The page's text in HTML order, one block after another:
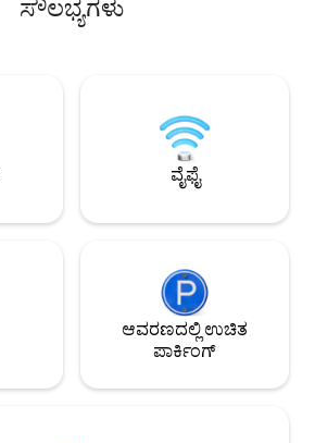
ಮತ್ತು
ಭೋಜನವನ್ನು
ತೇಲುವ ಡೌನ್‌ರೈವರ್
ಶಾಂತಿಯುತ
ವಿಶ್ರಾಂತಿ ಪಡೆಯಿರಿ
ಸರೋವರವು ಒಣಗಿದೆ
ಸೌಲಭ್ಯಗಳು
ವೈಫೈ
ಆವರಣದಲ್ಲಿ ಉಚಿತ
ಪಾರ್ಕಿಂಗ್